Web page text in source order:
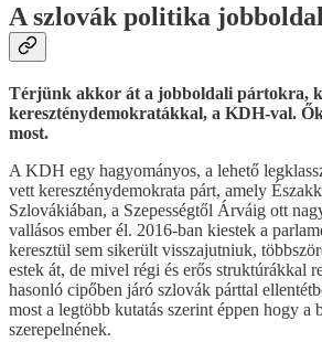
A szlovák politika
Térjünk akkor át a jobboldali pártokra,
kereszténydemokratákkal, a KDH-val.
most.
A KDH egy hagyományos, a lehető
vett kereszténydemokrata párt, amely
Szlovákiában, a Szepességtől Árváig ott
vallásos ember él. 2016-ban kiestek a
keresztül sem sikerült visszajutniuk,
estek át, de mivel régi és erős struktúrákkal
hasonló cipőben járó szlovák párttal
most a legtöbb kutatás szerint éppen hogy a
szerepelnének.